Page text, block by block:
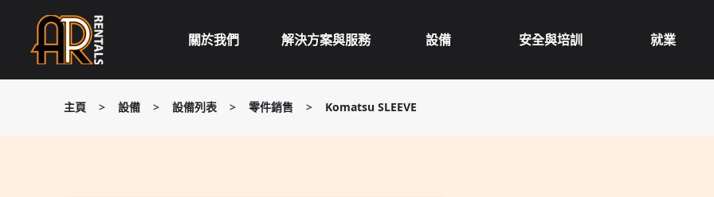
content
關於我們 解決方案與服務 設備 安全與培訓 就業
主頁 > 設備 > 設備列表 > 零件銷售 > Komatsu SLEEVE